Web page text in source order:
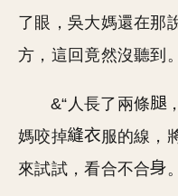
了眼，吳大媽還在那
方，這回竟然沒聽到
&“人長了兩條
媽咬掉
服的線，
來試試，看合不合